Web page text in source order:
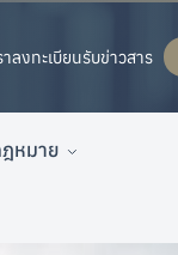
ลงทะเบียนรับข่าวสาร
หมาย